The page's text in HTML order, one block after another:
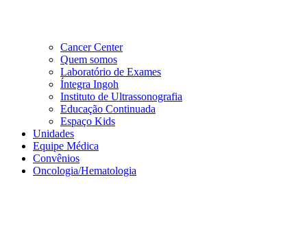
Cancer Center
Quem somos
Laboratório de Exames
Íntegra Ingoh
Instituto de Ultrassonografia
Educação Continuada
Espaço Kids
Unidades
Equipe Médica
Convênios
Oncologia/Hematologia